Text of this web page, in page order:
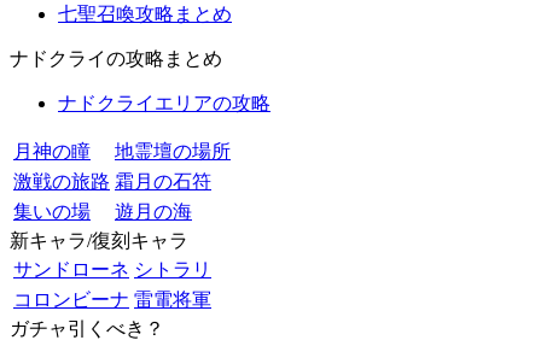
七聖召喚攻略まとめ
ナドクライの攻略まとめ
ナドクライエリアの攻略
月神の瞳
地霊壇の場所
激戦の旅路 霜月の石符
集いの場
遊月の海
新キャラ/復刻キャラ
サンドローネ シトラリ
コロンビーナ 雷電将軍
ガチャ引くべき？